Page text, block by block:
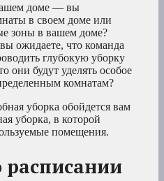
доме — вы
в своем доме или
зоны в вашем доме?
ожидаете, что команда
глубокую уборку
они будут уделять особое
комнатам?
уборка обойдется вам
уборка, в которой
помещения.